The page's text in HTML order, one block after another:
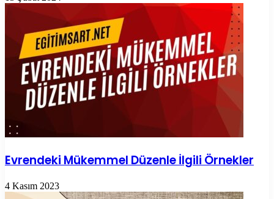
Evrendeki Mükemmel Düzenle İlgili Örnekler
4 Kasım 2023